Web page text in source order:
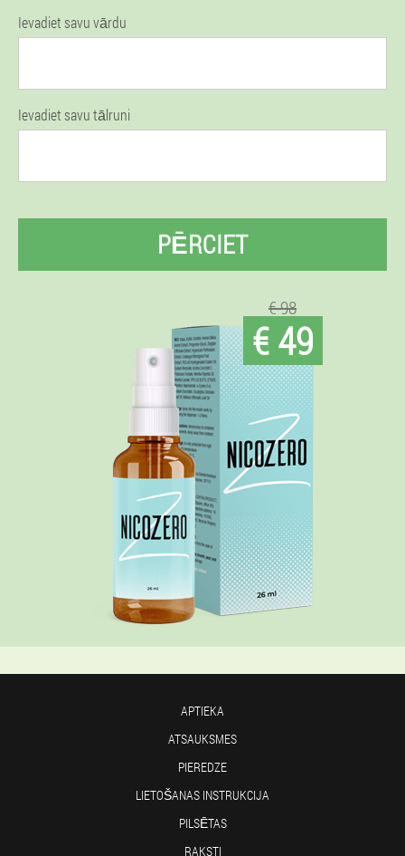
Ievadiet savu vārdu
Ievadiet savu tālruni
PĒRCIET
€ 98
€ 49
APTIEKA
ATSAUKSMES
PIEREDZE
LIETOŠANAS INSTRUKCIJA
PILSĒTAS
RAKSTI